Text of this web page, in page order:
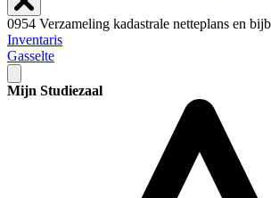
0954 Verzameling kadastrale netteplans en
Inventaris
Gasselte
Mijn Studiezaal